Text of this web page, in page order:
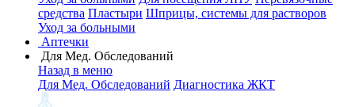
средства Пластыри Шприцы, системы для растворов
Уход за больными
Аптечки
Для Мед. Обследований
Назад в меню
Для Мед. Обследований Диагностика ЖКТ